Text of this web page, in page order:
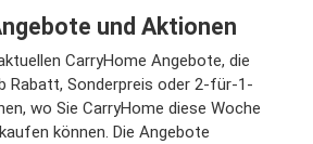
und Aktionen
CarryHome Angebote, die
Rabatt, Sonderpreis oder 2-für-1-
wo Sie CarryHome diese Woche
können. Die Angebote